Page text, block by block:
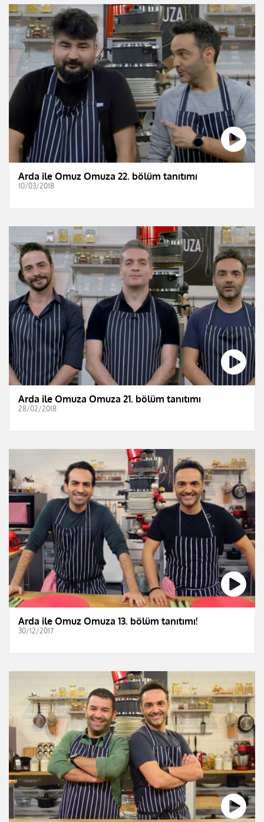
Arda ile Omuz Omuza 22. bölüm tanıtımı
10/03/2018
Arda ile Omuza Omuza 21. bölüm tanıtımı
28/02/2018
Arda ile Omuz Omuza 13. bölüm tanıtımı!
30/12/2017